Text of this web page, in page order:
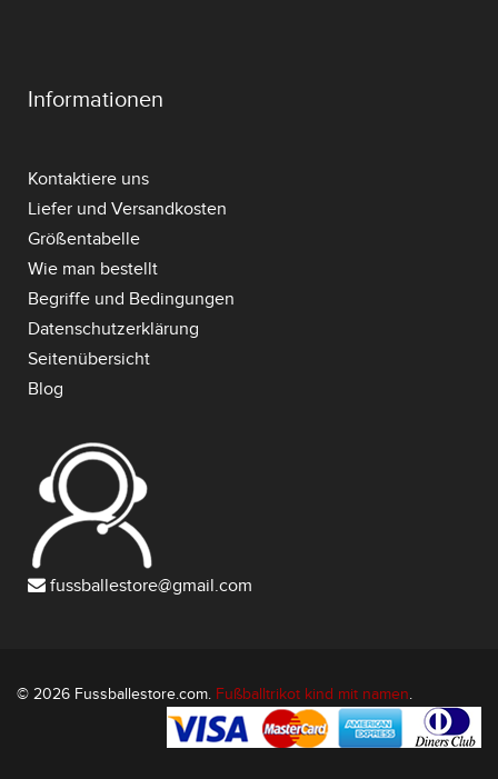
Informationen
Kontaktiere uns
Liefer und Versandkosten
Größentabelle
Wie man bestellt
Begriffe und Bedingungen
Datenschutzerklärung
Seitenübersicht
Blog
fussballestore@gmail.com
© 2026 Fussballestore.com. Fußballtrikot kind mit namen.